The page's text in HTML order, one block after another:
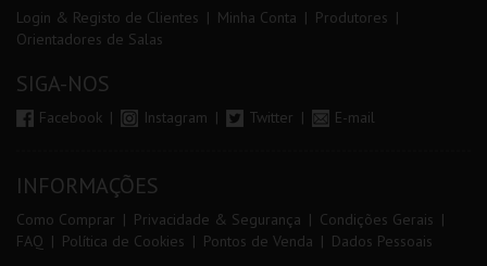
Login & Registo de Clientes Minha Conta
Produtores
Orientadores de Salas
SIGA-NOS
Facebook Instagram Twitter E-mail
INFORMAÇÕES
Como Comprar Privacidade & Segurança
Condições Gerais
FAQ
Política de Cookies Pontos de Venda Dados Pessoais